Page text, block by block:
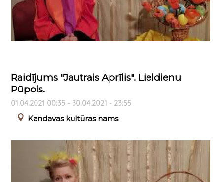
Raidījums "Jautrais Aprīlis". Lieldienu
Pūpols.
01.04.2021 00:35 - 30.04.2021 - 23:55
Kandavas kultūras nams